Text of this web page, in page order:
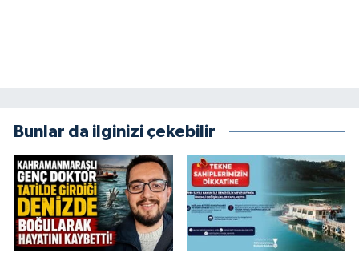
Bunlar da ilginizi çekebilir